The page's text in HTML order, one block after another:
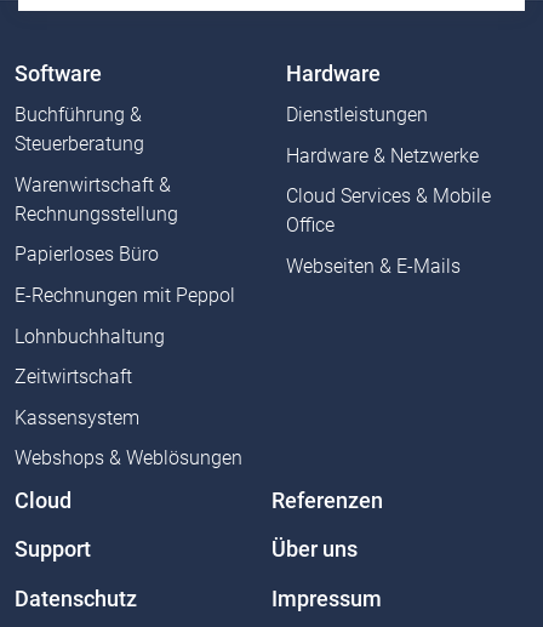
Software
Buchführung &
Steuerberatung
Warenwirtschaft &
Rechnungsstellung
Papierloses Büro
E-Rechnungen mit Peppol
Lohnbuchhaltung
Zeitwirtschaft
Kassensystem
Webshops & Weblösungen
Hardware
Dienstleistungen
Hardware & Netzwerke
Cloud Services & Mobile
Office
Webseiten & E-Mails
Cloud Referenzen
Support Über uns
Datenschutz Impressum